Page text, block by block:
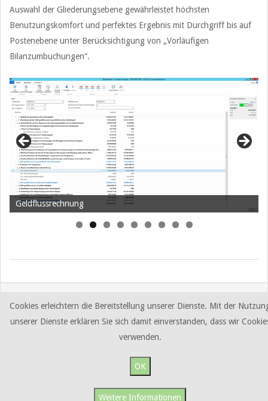
Auswahl der Gliederungsebene gewährleistet höchsten
Benutzungskomfort und perfektes Ergebnis mit Durchgriff bis auf
Postenebene unter Berücksichtigung von „Vorläufigen
Bilanzumbuchungen“.
Geldflussrechnung
09-
Copyright by S&W Business Solutions © 2026
Cookies erleichtern die Bereitstellung unserer Dienste. Mit der
unserer Dienste erklären Sie sich damit einverstanden, dass wir
verwenden.
OK
Weitere Informationen